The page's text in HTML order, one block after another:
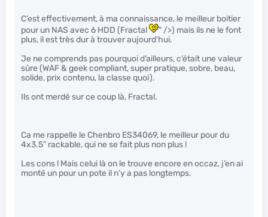
C’est effectivement, à ma connaissance, le meilleur boitier
pour un NAS avec 6 HDD (Fractal
" />) mais ils ne le font
plus, il est très dur à trouver aujourd’hui.
Je ne comprends pas pourquoi d’ailleurs, c’était une valeur
sûre (WAF & geek compliant, super pratique, sobre, beau,
solide, prix contenu, la classe quoi).
Ils ont merdé sur ce coup là, Fractal.
Ca me rappelle le Chenbro ES34069, le meilleur pour du
4x3.5” rackable, qui ne se fait plus non plus !
Les cons ! Mais celui là on le trouve encore en occaz, j’en ai
monté un pour un pote il n’y a pas longtemps.